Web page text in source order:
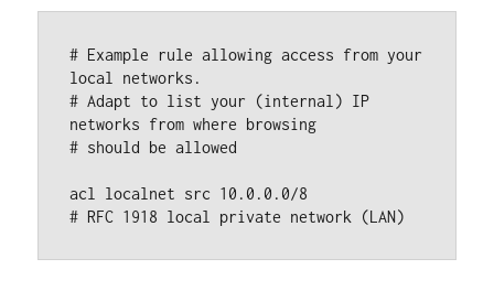
# Example rule allowing access from your
local networks.
# Adapt to list your (internal) IP
networks from where browsing
# should be allowed
acl localnet src 10.0.0.0/8
# RFC 1918 local private network (LAN)